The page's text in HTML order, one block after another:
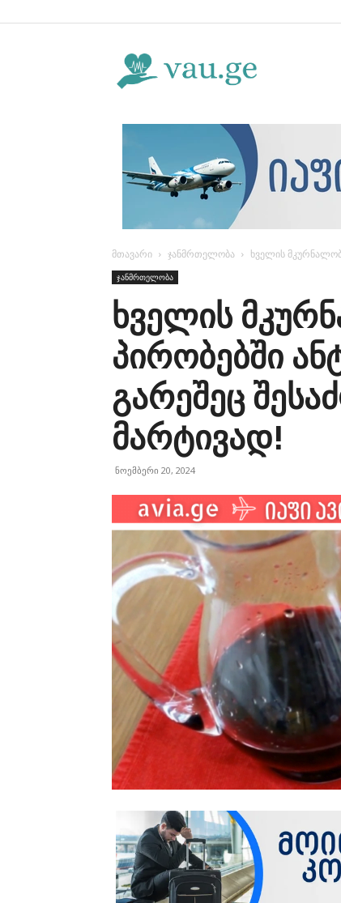
მთავარი ჯანმრთელობა ხველის
ჯანმრთელობა
ხველის
პირობებში
გარეშეც
მარტივად!
ნოემბერი 20, 2024